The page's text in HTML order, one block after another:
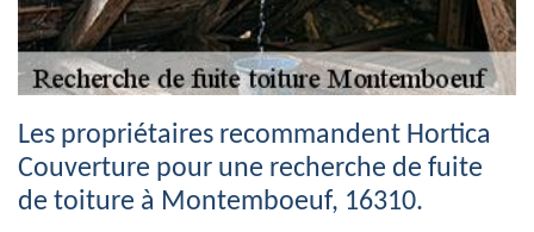
Les propriétaires recommandent Hortica
Couverture pour une recherche de fuite
de toiture à Montemboeuf, 16310.